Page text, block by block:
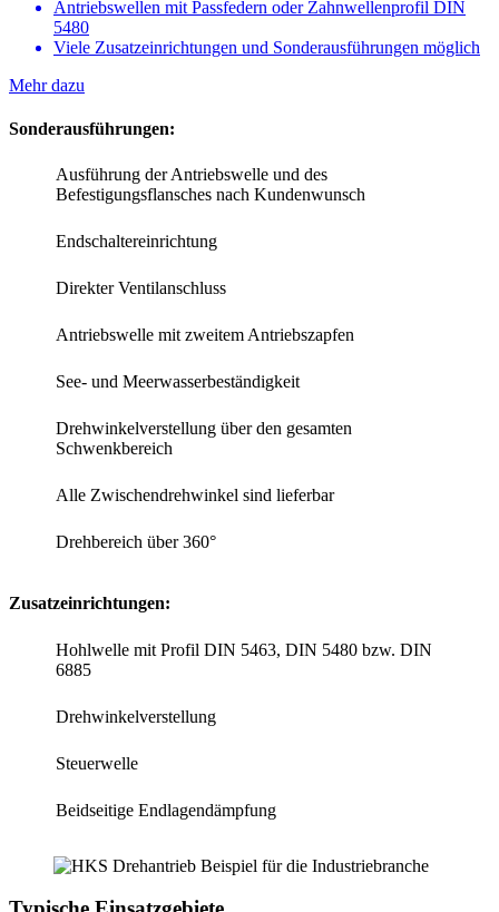
Antriebswellen mit Passfedern oder Zahnwellenprofil DIN
5480
Viele Zusatzeinrichtungen und Sonderausführungen möglich
Mehr dazu
Sonderausführungen:
Ausführung der Antriebswelle und des
Befestigungsflansches nach Kundenwunsch
Endschaltereinrichtung
Direkter Ventilanschluss
Antriebswelle mit zweitem Antriebszapfen
See- und Meerwasserbeständigkeit
Drehwinkelverstellung über den gesamten
Schwenkbereich
Alle Zwischendrehwinkel sind lieferbar
Drehbereich über 360°
Zusatzeinrichtungen:
Hohlwelle mit Profil DIN 5463, DIN 5480 bzw. DIN
6885
Drehwinkelverstellung
Steuerwelle
Beidseitige Endlagendämpfung